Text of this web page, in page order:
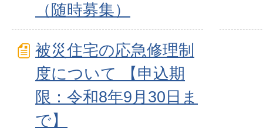
（随時募集）
被災住宅の応急修理制
度について 【申込期
限：令和8年9月30日ま
で】